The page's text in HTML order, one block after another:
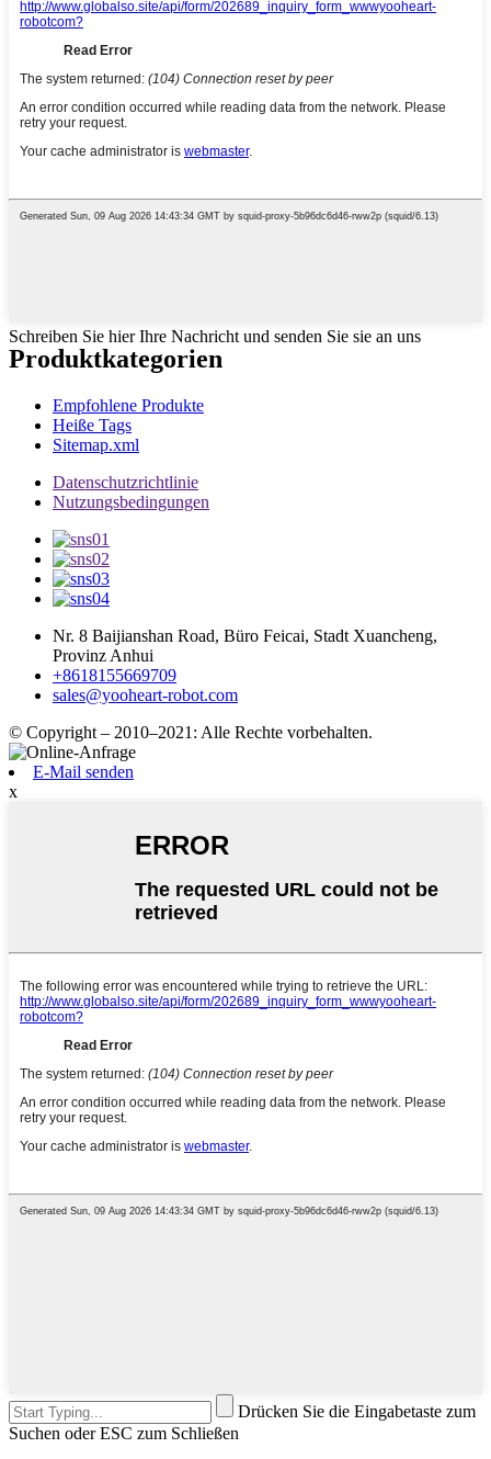
Schreiben Sie hier Ihre Nachricht und senden Sie sie an uns
Produktkategorien
Empfohlene Produkte
Heiße Tags
Sitemap.xml
Datenschutzrichtlinie
Nutzungsbedingungen
Nr. 8 Baijianshan Road, Büro Feicai, Stadt Xuancheng,
Provinz Anhui
+8618155669709
sales@yooheart-robot.com
© Copyright – 2010–2021: Alle Rechte vorbehalten.
E-Mail senden
x
Drücken Sie die Eingabetaste zum
Suchen oder ESC zum Schließen